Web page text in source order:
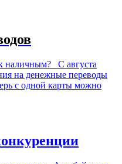
наличным? С августа
на денежные переводы
с одной карты можно